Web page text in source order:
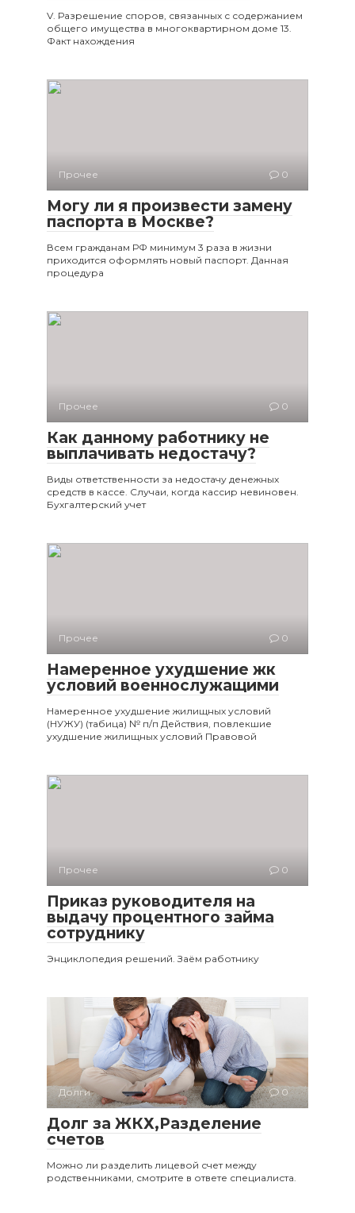
V. Разрешение споров, связанных с содержанием
общего имущества в многоквартирном доме 13.
Факт нахождения
Прочее 0
Могу ли я произвести замену
паспорта в Москве?
Всем гражданам РФ минимум 3 раза в жизни
приходится оформлять новый паспорт. Данная
процедура
Прочее 0
Как данному работнику не
выплачивать недостачу?
Виды ответственности за недостачу денежных
средств в кассе. Случаи, когда кассир невиновен.
Бухгалтерский учет
Прочее 0
Намеренное ухудшение жк
условий военнослужащими
Намеренное ухудшение жилищных условий
(НУЖУ) (табица) № п/п Действия, повлекшие
ухудшение жилищных условий Правовой
Прочее 0
Приказ руководителя на
выдачу процентного займа
сотруднику
Энциклопедия решений. Заём работнику
Долги 0
Долг за ЖКХ,Разделение
счетов
Можно ли разделить лицевой счет между
родственниками, смотрите в ответе специалиста.